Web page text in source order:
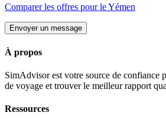
Comparer les offres pourle Yémen
Envoyer un message
À propos
SimAdvisor est votre source de confiance
de voyage et trouver le meilleur rapport
Ressources